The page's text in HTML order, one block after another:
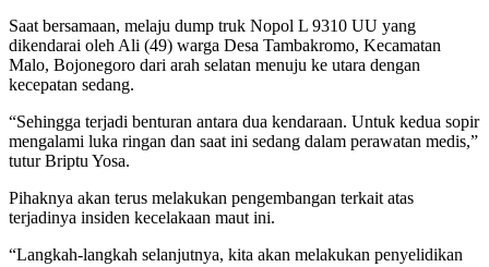
Saat bersamaan, melaju dump truk Nopol L 9310 UU yang
dikendarai oleh Ali (49) warga Desa Tambakromo, Kecamatan
Malo, Bojonegoro dari arah selatan menuju ke utara dengan
kecepatan sedang.
“Sehingga terjadi benturan antara dua kendaraan. Untuk kedua sopir
mengalami luka ringan dan saat ini sedang dalam perawatan medis,”
tutur Briptu Yosa.
Pihaknya akan terus melakukan pengembangan terkait atas
terjadinya insiden kecelakaan maut ini.
“Langkah-langkah selanjutnya, kita akan melakukan penyelidikan